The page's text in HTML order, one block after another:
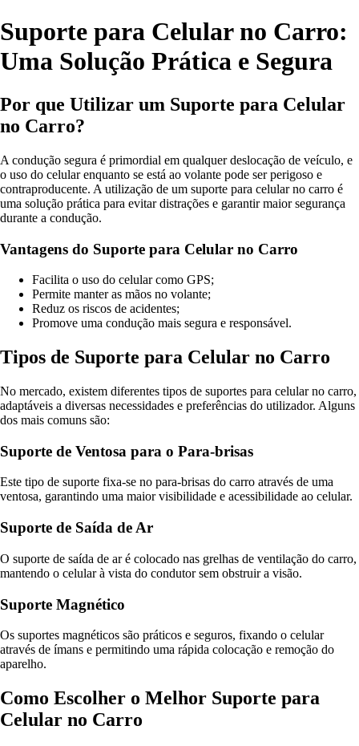
Suporte para Celular no Carro:
Uma Solução Prática e Segura
Por que Utilizar um Suporte para Celular
no Carro?
A condução segura é primordial em qualquer deslocação de veículo, e
o uso do celular enquanto se está ao volante pode ser perigoso e
contraproducente. A utilização de um suporte para celular no carro é
uma solução prática para evitar distrações e garantir maior segurança
durante a condução.
Vantagens do Suporte para Celular no Carro
Facilita o uso do celular como GPS;
Permite manter as mãos no volante;
Reduz os riscos de acidentes;
Promove uma condução mais segura e responsável.
Tipos de Suporte para Celular no Carro
No mercado, existem diferentes tipos de suportes para celular no carro,
adaptáveis a diversas necessidades e preferências do utilizador. Alguns
dos mais comuns são:
Suporte de Ventosa para o Para-brisas
Este tipo de suporte fixa-se no para-brisas do carro através de uma
ventosa, garantindo uma maior visibilidade e acessibilidade ao celular.
Suporte de Saída de Ar
O suporte de saída de ar é colocado nas grelhas de ventilação do carro,
mantendo o celular à vista do condutor sem obstruir a visão.
Suporte Magnético
Os suportes magnéticos são práticos e seguros, fixando o celular
através de ímans e permitindo uma rápida colocação e remoção do
aparelho.
Como Escolher o Melhor Suporte para
Celular no Carro